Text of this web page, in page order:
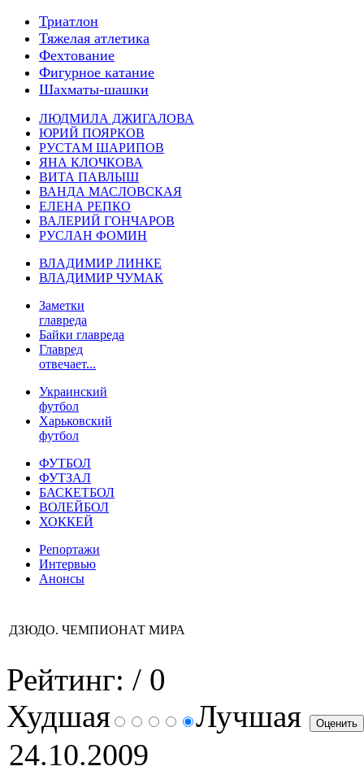
Триатлон
Тяжелая атлетика
Фехтование
Фигурное катание
Шахматы-шашки
ЛЮДМИЛА ДЖИГАЛОВА
ЮРИЙ ПОЯРКОВ
РУСТАМ ШАРИПОВ
ЯНА КЛОЧКОВА
ВИТА ПАВЛЫШ
ВАНДА МАСЛОВСКАЯ
ЕЛЕНА РЕПКО
ВАЛЕРИЙ ГОНЧАРОВ
РУСЛАН ФОМИН
ВЛАДИМИР ЛИНКЕ
ВЛАДИМИР ЧУМАК
Заметки
главреда
Байки главреда
Главред
отвечает...
Украинский
футбол
Харьковский
футбол
ФУТБОЛ
ФУТЗАЛ
БАСКЕТБОЛ
ВОЛЕЙБОЛ
ХОККЕЙ
Репортажи
Интервью
Анонсы
ДЗЮДО. ЧЕМПИОНАТ МИРА
Рейтинг: / 0
Худшая
Лучшая
24.10.2009